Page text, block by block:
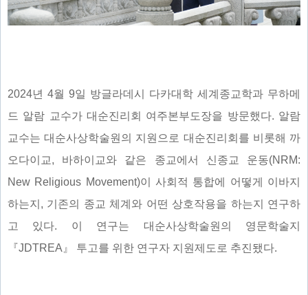
2024년 4월 9일 방글라데시 다카대학 세계종교학과 무하메
드 알람 교수가 대순진리회 여주본부도장을 방문했다. 알람
교수는 대순사상학술원의 지원으로 대순진리회를 비롯해 까
오다이교, 바하이교와 같은 종교에서 신종교 운동(NRM:
New Religious Movement)이 사회적 통합에 어떻게 이바지
하는지, 기존의 종교 체계와 어떤 상호작용을 하는지 연구하
고 있다. 이 연구는 대순사상학술원의 영문학술지
『JDTREA』 투고를 위한 연구자 지원제도로 추진됐다.